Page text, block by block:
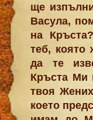
ще
Васула,
на
теб, която
да те
Кръста Ми
твоя
което